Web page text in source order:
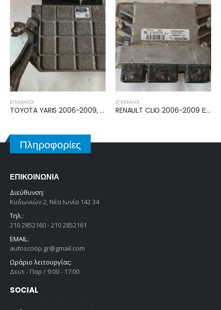
TOYOTA YARIS 2006-2009, 2009-2011 ΕΓΚΕΦΑΛΟΣ ECU 89661-0D400
ΕΓΚΈΦΑΛΟΙ
RENAULT CLIO 2006-2009 ΕΓΚΕΦΑΛΟΣ ECU 8200522357
ΕΓΚΈΦΑΛΟΙ
Πληροφορίες
ΕΠΙΚΟΙΝΩΝΊΑ
Διεύθυνση:
Κυδωνιών 2, Νέα Ιωνία 142 34
Τηλ.:
210 2852160 - 210 2852161
EMAIL:
autoscoop.gr@gmail.com
Ωράριο λειτουργίας:
Δευτ - Παρ / 9:00 - 17:00
SOCIAL